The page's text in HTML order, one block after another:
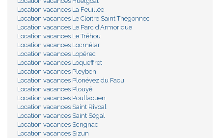
Location vacances La Feuillée
Location vacances Le Cloître Saint Thégonnec
Location vacances Le Parc d'Armorique
Location vacances Le Tréhou
Location vacances Locmélar
Location vacances Lopérec
Location vacances Loqueffret
Location vacances Pleyben
Location vacances Plonévez du Faou
Location vacances Plouyé
Location vacances Poullaouen
Location vacances Saint Rivoal
Location vacances Saint Ségal
Location vacances Scrignac
Location vacances Sizun